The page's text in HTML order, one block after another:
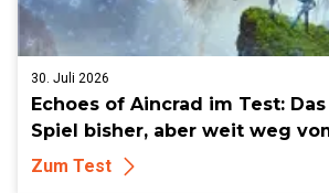
30. Juli 2026
Echoes of Aincrad im Test:
Spiel bisher, aber weit weg
Zum Test